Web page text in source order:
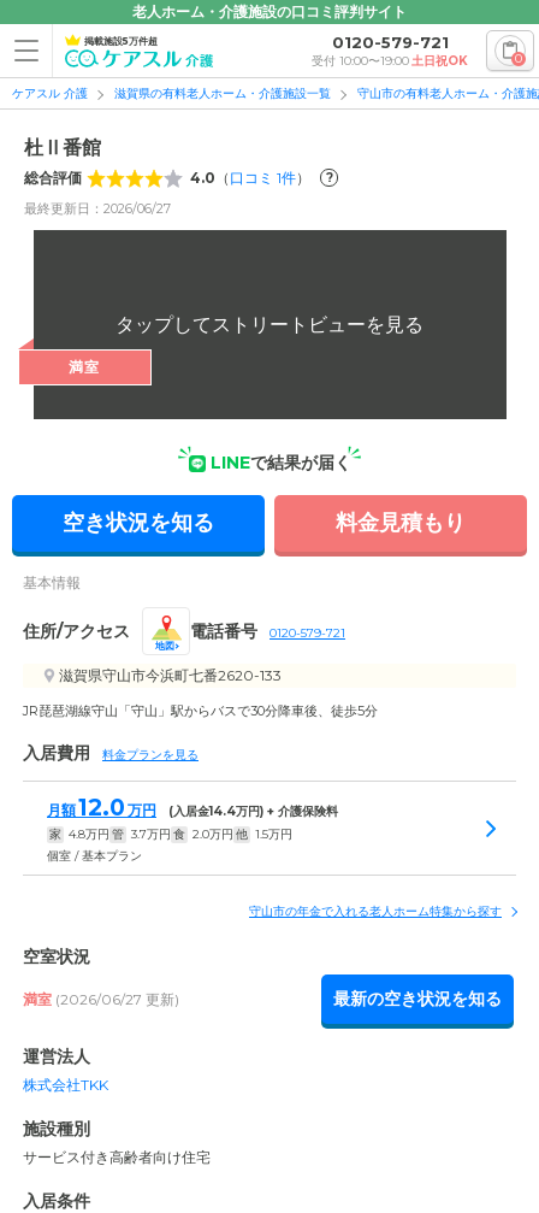
老人ホーム・介護施設の口コミ評判サイト
掲載施設5万件超 0120-579-721
受付 10:00〜19:00土日祝OK 0
ケアスル 介護 滋賀県の有料老人ホーム・介護施設一覧 守山市の有料老人ホーム・介護
杜Ⅱ番館
総合評価 4.0 （ 口コミ 1件） ?
最終更新日：2026/06/27
満室
LINEで結果が届く
空き状況を知る 料金見積もり
基本情報
住所/アクセス
地図
電話番号 0120-579-721
滋賀県守山市今浜町七番2620-133
JR琵琶湖線守山「守山」駅からバスで30分降車後、徒歩5分
入居費用 料金プランを見る
月額12.0 万円 (入居金14.4万円) + 介護保険料
家 4.8万円 管 3.7万円 食 2.0万円 他 1.5万円
個室 / 基本プラン
守山市の年金で入れる老人ホーム特集から探す
空室状況
満室 (2026/06/27 更新) 最新の空き状況を知る
運営法人
株式会社TKK
施設種別
サービス付き高齢者向け住宅
入居条件